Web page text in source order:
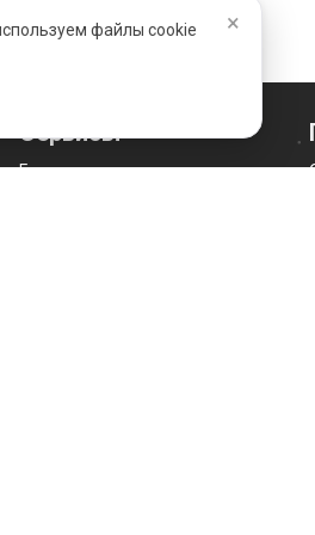
×
файлы cookie
Сервисы
Гороскоп на сегодня